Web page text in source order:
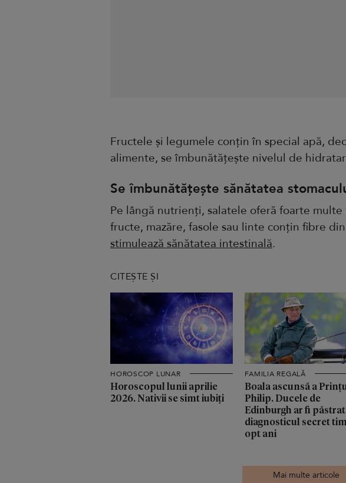
Fructele și legumele conțin în special apă,
alimente, se îmbunătățește nivelul de
Se îmbunătățește sănătatea
Pe lângă nutrienți, salatele oferă foarte
fructe, mazăre, fasole sau linte conțin fibre
stimulează sănătatea intestinală.
CITEȘTE ȘI
HOROSCOP LUNAR
Horoscopul lunii aprilie
2026. Nativii se simt iubiți
FAMILIA REGALĂ
Boala ascunsă a
Philip. Ducele de
Edinburgh ar fi păstrat
diagnosticul secret
opt ani
Mai multe articole